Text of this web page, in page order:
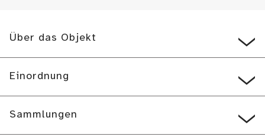
Über das Objekt
Einordnung
Sammlungen